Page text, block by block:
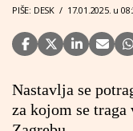
PIŠE: DESK / 17.01.2025. u
Nastavlja se
za kojom se traga